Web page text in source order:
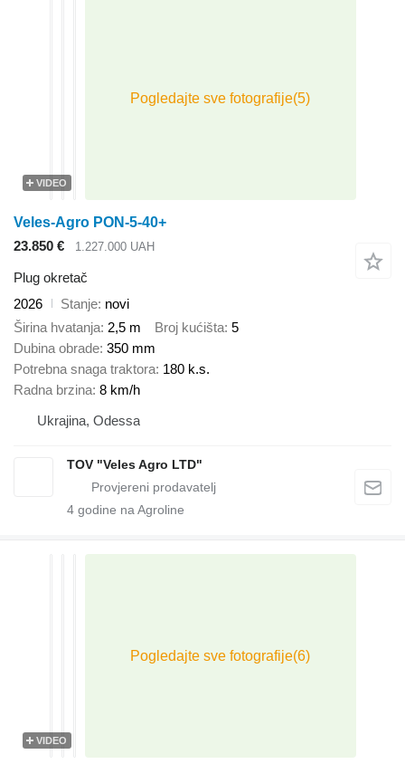
VIDEO
Veles-Agro PON-5-40+
23.850 €
1.227.000 UAH
Plug okretač
2026
Stanje novi
Širina hvatanja 2,5 m Broj kućišta 5
Dubina obrade 350 mm
Potrebna snaga traktora 180 k.s.
Radna brzina 8 km/h
Ukrajina, Odessa
TOV "Veles Agro LTD"
4 godine na Agroline
VIDEO